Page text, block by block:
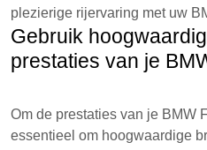
plezierige rijervaring met uw
Gebruik
prestaties van je
Om de prestaties van je BMW
essentieel om hoogwaardige